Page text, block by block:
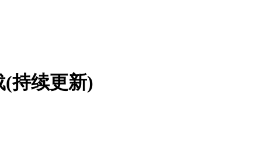
(持续更新)